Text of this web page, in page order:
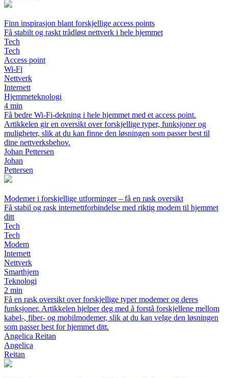
Finn inspirasjon blant forskjellige access points
Få stabilt og raskt trådløst nettverk i hele hjemmet
Tech
Tech
Access point
Wi-Fi
Nettverk
Internett
Hjemmeteknologi
4 min
Få bedre Wi-Fi-dekning i hele hjemmet med et access point.
Artikkelen gir en oversikt over forskjellige typer, funksjoner og
muligheter, slik at du kan finne den løsningen som passer best til
dine nettverksbehov.
Johan Pettersen
Johan
Pettersen
Modemer i forskjellige utforminger – få en rask oversikt
Få stabil og rask internettforbindelse med riktig modem til hjemmet
ditt
Tech
Tech
Modem
Internett
Nettverk
Smarthjem
Teknologi
2 min
Få en rask oversikt over forskjellige typer modemer og deres
funksjoner. Artikkelen hjelper deg med å forstå forskjellene mellom
kabel-, fiber- og mobilmodemer, slik at du kan velge den løsningen
som passer best for hjemmet ditt.
Angelica Reitan
Angelica
Reitan